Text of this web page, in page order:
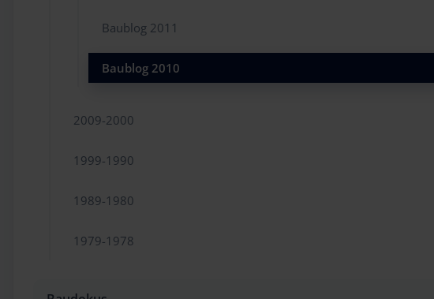
Baublog 2011
Baublog 2010
2009-2000
1999-1990
1989-1980
1979-1978